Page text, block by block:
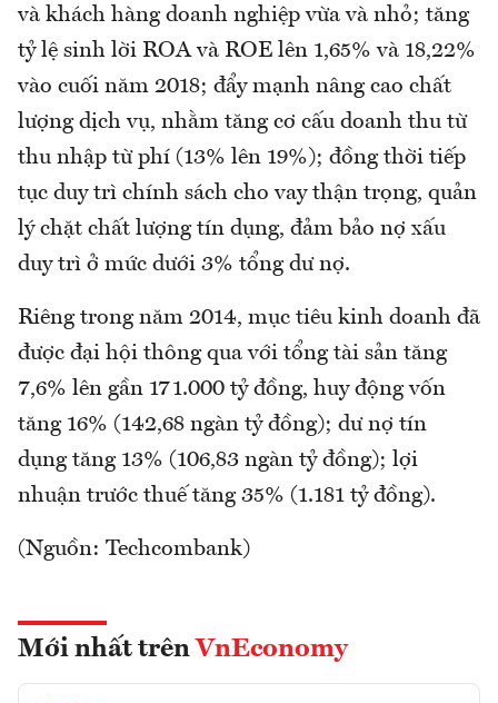
và khách hàng doanh nghiệp vừa và nhỏ; tăng
tỷ lệ sinh lời ROA và ROE lên 1,65% và 18,22%
vào cuối năm 2018; đẩy mạnh nâng cao chất
lượng dịch vụ, nhằm tăng cơ cấu doanh thu từ
thu nhập từ phí (13% lên 19%); đồng thời tiếp
tục duy trì chính sách cho vay thận trọng, quản
lý chặt chất lượng tín dụng, đảm bảo nợ xấu
duy trì ở mức dưới 3% tổng dư nợ.
Riêng trong năm 2014, mục tiêu kinh doanh đã
được đại hội thông qua với tổng tài sản tăng
7,6% lên gần 171.000 tỷ đồng, huy động vốn
tăng 16% (142,68 ngàn tỷ đồng); dư nợ tín
dụng tăng 13% (106,83 ngàn tỷ đồng); lợi
nhuận trước thuế tăng 35% (1.181 tỷ đồng).
(Nguồn: Techcombank)
Mới nhất trên VnEconomy